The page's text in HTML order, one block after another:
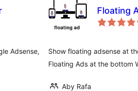
Adsense,
Floating
Show floating adsense at
Floating Ads at the bottom
Aby Rafa